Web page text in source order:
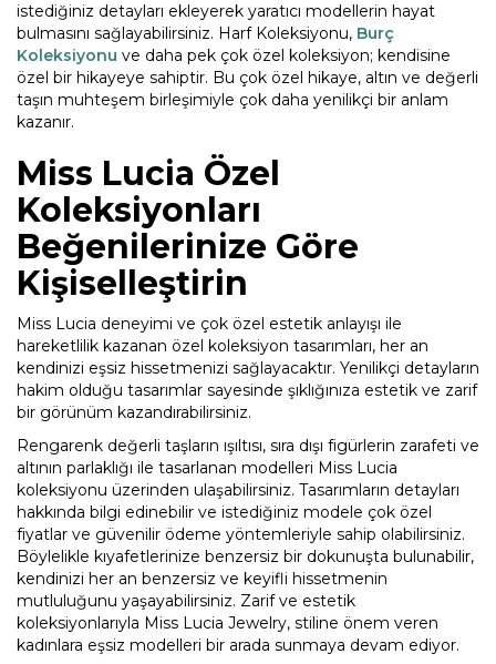
istediğiniz detayları ekleyerek yaratıcı modellerin hayat
bulmasını sağlayabilirsiniz. Harf Koleksiyonu, Burç
Koleksiyonu ve daha pek çok özel koleksiyon; kendisine
özel bir hikayeye sahiptir. Bu çok özel hikaye, altın ve değerli
taşın muhteşem birleşimiyle çok daha yenilikçi bir anlam
kazanır.
Miss Lucia Özel
Koleksiyonları
Beğenilerinize Göre
Kişiselleştirin
Miss Lucia deneyimi ve çok özel estetik anlayışı ile
hareketlilik kazanan özel koleksiyon tasarımları, her an
kendinizi eşsiz hissetmenizi sağlayacaktır. Yenilikçi detayların
hakim olduğu tasarımlar sayesinde şıklığınıza estetik ve zarif
bir görünüm kazandırabilirsiniz.
Rengarenk değerli taşların ışıltısı, sıra dışı figürlerin zarafeti ve
altının parlaklığı ile tasarlanan modelleri Miss Lucia
koleksiyonu üzerinden ulaşabilirsiniz. Tasarımların detayları
hakkında bilgi edinebilir ve istediğiniz modele çok özel
fiyatlar ve güvenilir ödeme yöntemleriyle sahip olabilirsiniz.
Böylelikle kıyafetlerinize benzersiz bir dokunuşta bulunabilir,
kendinizi her an benzersiz ve keyifli hissetmenin
mutluluğunu yaşayabilirsiniz. Zarif ve estetik
koleksiyonlarıyla Miss Lucia Jewelry, stiline önem veren
kadınlara eşsiz modelleri bir arada sunmaya devam ediyor.